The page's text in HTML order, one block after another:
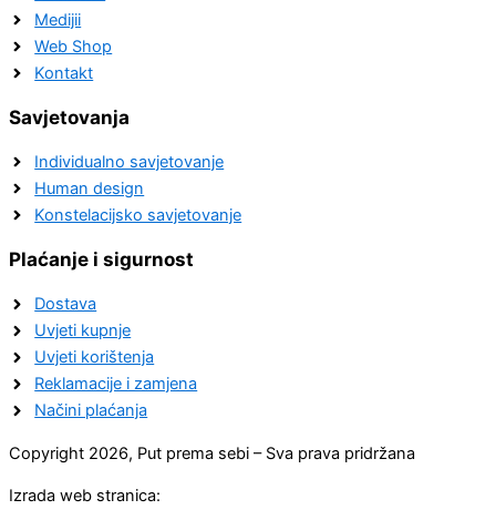
Medijii
Web Shop
Kontakt
Savjetovanja
Individualno savjetovanje
Human design
Konstelacijsko savjetovanje
Plaćanje i sigurnost
Dostava
Uvjeti kupnje
Uvjeti korištenja
Reklamacije i zamjena
Načini plaćanja
Copyright 2026, Put prema sebi – Sva prava pridržana
Izrada web stranica: